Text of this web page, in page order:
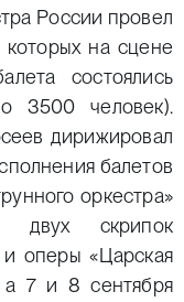
России провел
на сцене
состоялись
3500 человек).
дирижировал
балетов
оркестра»
двух скрипок
оперы «Царская
а 7 и 8 сентября